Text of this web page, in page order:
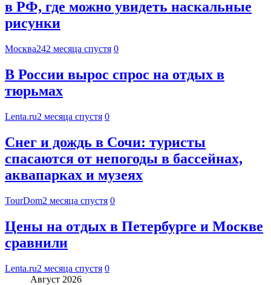
в РФ, где можно увидеть наскальные
рисунки
Москва242 месяца спустя 0
В России вырос спрос на отдых в
тюрьмах
Lenta.ru2 месяца спустя 0
Снег и дождь в Сочи: туристы
спасаются от непогоды в бассейнах,
аквапарках и музеях
TourDom2 месяца спустя 0
Цены на отдых в Петербурге и Москве
сравнили
Lenta.ru2 месяца спустя 0
Август 2026